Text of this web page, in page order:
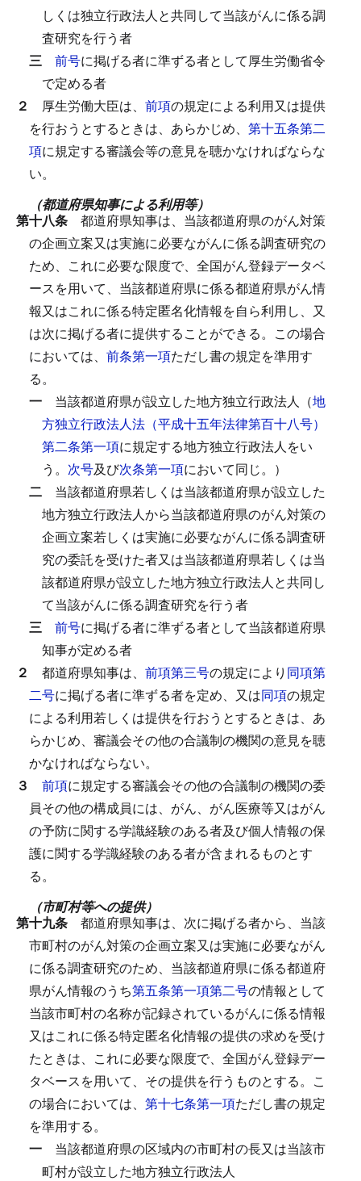
しくは独立行政法人と共同して当該がんに係る調
査研究を行う者
三 前号に掲げる者に準ずる者として厚生労働省令
で定める者
２ 厚生労働大臣は、 前項の規定による利用又は提供
を行おうとするときは、あらかじめ、 第十五条第二
項に規定する審議会等の意見を聴かなければならな
い。
（都道府県知事による利用等）
第十八条 都道府県知事は、当該都道府県のがん対策
の企画立案又は実施に必要ながんに係る調査研究の
ため、これに必要な限度で、全国がん登録データベ
ースを用いて、当該都道府県に係る都道府県がん情
報又はこれに係る特定匿名化情報を自ら利用し、又
は次に掲げる者に提供することができる。 この場合
においては、 前条第一項ただし書の規定を準用す
る。
一 当該都道府県が設立した地方独立行政法人（地
方独立行政法人法（平成十五年法律第百十八号）
第二条第一項に規定する地方独立行政法人をい
う。 次号及び次条第一項において同じ。）
二 当該都道府県若しくは当該都道府県が設立した
地方独立行政法人から当該都道府県のがん対策の
企画立案若しくは実施に必要ながんに係る調査研
究の委託を受けた者又は当該都道府県若しくは当
該都道府県が設立した地方独立行政法人と共同し
て当該がんに係る調査研究を行う者
三 前号に掲げる者に準ずる者として当該都道府県
知事が定める者
２ 都道府県知事は、 前項第三号の規定により 同項第
二号に掲げる者に準ずる者を定め、又は同項の規定
による利用若しくは提供を行おうとするときは、あ
らかじめ、審議会その他の合議制の機関の意見を聴
かなければならない。
３ 前項に規定する審議会その他の合議制の機関の委
員その他の構成員には、がん、がん医療等又はがん
の予防に関する学識経験のある者及び個人情報の保
護に関する学識経験のある者が含まれるものとす
る。
（市町村等への提供）
第十九条 都道府県知事は、次に掲げる者から、当該
市町村のがん対策の企画立案又は実施に必要ながん
に係る調査研究のため、当該都道府県に係る都道府
県がん情報のうち第五条第一項第二号の情報として
当該市町村の名称が記録されているがんに係る情報
又はこれに係る特定匿名化情報の提供の求めを受け
たときは、これに必要な限度で、全国がん登録デー
タベースを用いて、その提供を行うものとする。 こ
の場合においては、 第十七条第一項ただし書の規定
を準用する。
一 当該都道府県の区域内の市町村の長又は当該市
町村が設立した地方独立行政法人